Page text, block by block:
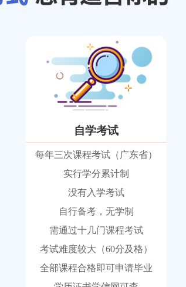
自学考试
每年三次课程考试（广东省）
实行学分累计制
没有入学考试
自行备考，无学制
需通过十几门课程考试
考试难度较大（60分及格）
全部课程合格即可申请毕业